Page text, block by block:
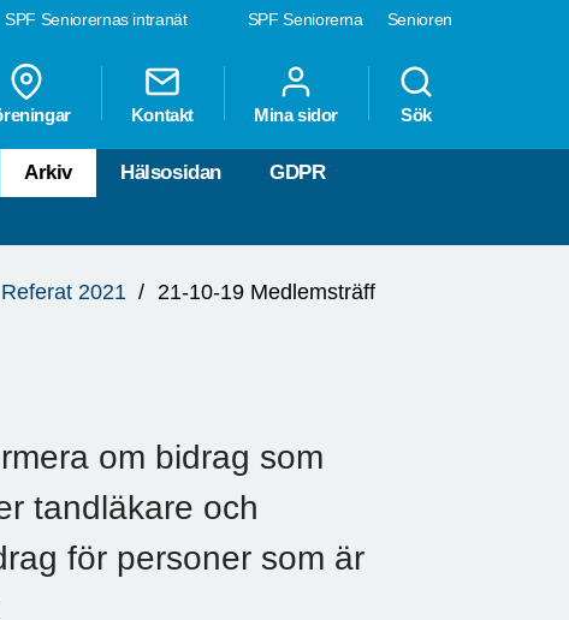
SPF Seniorerna Senioren
SPF Seniorernas intranät
Kontakt Mina sidor Sök
Arkiv Hälsosidan GDPR
Referat 2021 21-10-19 Medlemsträff
om bidrag som
tandläkare och
för personer som är